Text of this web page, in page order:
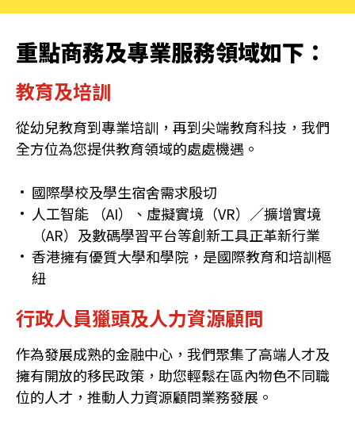
重點商務及專業服務領域如下：
教育及培訓
從幼兒教育到專業培訓，再到尖端教育科技，我們
全方位為您提供教育領域的處處機遇。
國際學校及學生宿舍需求殷切
人工智能 （AI）、虛擬實境（VR）／擴增實境
（AR）及數碼學習平台等創新工具正革新行業
香港擁有優質大學和學院，是國際教育和培訓樞
紐
行政人員獵頭及人力資源顧問
作為發展成熟的金融中心，我們聚集了高端人才及
擁有開放的移民政策，助您輕鬆在區內物色不同職
位的人才，推動人力資源顧問業務發展。